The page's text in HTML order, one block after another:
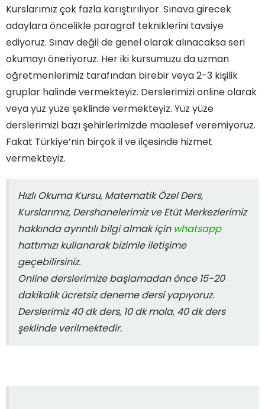
Kurslarımız çok fazla karıştırılıyor. Sınava girecek
adaylara öncelikle paragraf tekniklerini tavsiye
ediyoruz. Sınav değil de genel olarak alınacaksa seri
okumayı öneriyoruz. Her iki kursumuzu da uzman
öğretmenlerimiz tarafından birebir veya 2-3 kişilik
gruplar halinde vermekteyiz. Derslerimizi online olarak
veya yüz yüze şeklinde vermekteyiz. Yüz yüze
derslerimizi bazı şehirlerimizde maalesef veremiyoruz.
Fakat Türkiye’nin birçok il ve ilçesinde hizmet
vermekteyiz.
Hızlı Okuma Kursu, Matematik Özel Ders,
Kurslarımız, Dershanelerimiz ve Etüt Merkezlerimiz
hakkında ayrıntılı bilgi almak için whatsapp
hattımızı kullanarak bizimle iletişime
geçebilirsiniz.
Online derslerimize başlamadan önce 15-20
dakikalık ücretsiz deneme dersi yapıyoruz.
Derslerimiz 40 dk ders, 10 dk mola, 40 dk ders
şeklinde verilmektedir.